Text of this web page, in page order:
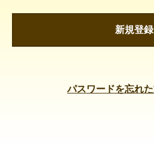
新規登録
パスワードを忘れ